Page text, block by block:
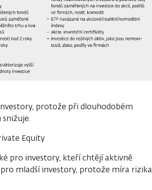
protože při dlouhodobém
Equity
pro investory, kteří chtějí aktivně
mladší investory, protože míra rizika